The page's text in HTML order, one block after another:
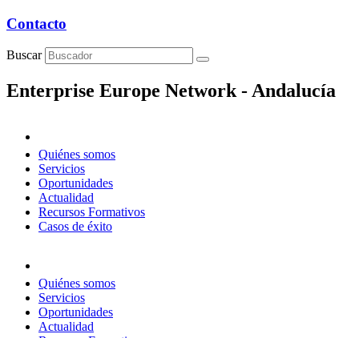
Contacto
Buscar
Enterprise Europe Network - Andalucía
Quiénes somos
Servicios
Oportunidades
Actualidad
Recursos Formativos
Casos de éxito
Quiénes somos
Servicios
Oportunidades
Actualidad